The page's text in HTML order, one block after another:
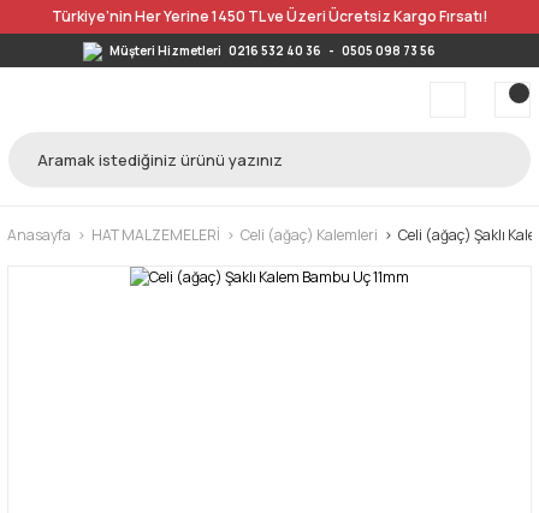
Türkiye’nin Her Yerine 1450 TL ve Üzeri Ücretsiz Kargo Fırsatı!
Müşteri Hizmetleri 0216 532 40 36 - 0505 098 73 56
Anasayfa HAT MALZEMELERİ Celi (ağaç) Kalemleri Celi (ağaç) Şaklı